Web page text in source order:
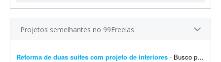
Projetos semelhantes no 99Freelas
Reforma de duas suítes com projeto de interiores - Busco profissional de arquitetura ou design de interiores para elaborar o projeto executivo completo da reforma de duas suítes e do ambiente integrado de estar e jantar, com dimensões...